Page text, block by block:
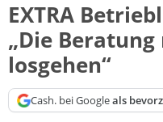
EXTRA
„Die
losgehen“
Cash. bei Googleals